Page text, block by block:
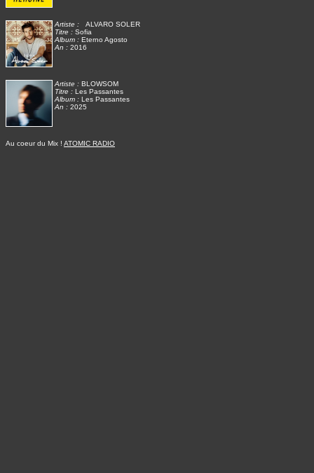
Artiste : ALVARO SOLER
Titre : Sofia
Album : Eterno Agosto
An : 2016
Artiste : BLOWSOM
Titre : Les Passantes
Album : Les Passantes
An : 2025
Au coeur du Mix ! ATOMIC RADIO